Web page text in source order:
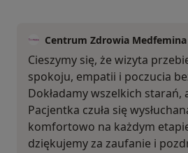
Centrum Zdrowia Medfemina
Cieszymy się, że wizyta
spokoju, empatii i poczucia
Dokładamy wszelkich starań,
Pacjentka czuła się
komfortowo na każdym
dziękujemy za zaufanie i